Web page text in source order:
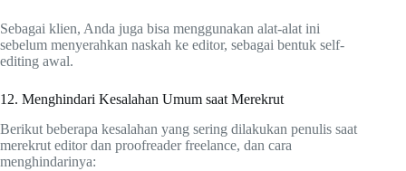
Sebagai klien, Anda juga bisa menggunakan alat-alat ini
sebelum menyerahkan naskah ke editor, sebagai bentuk self-
editing awal.
12. Menghindari Kesalahan Umum saat Merekrut
Berikut beberapa kesalahan yang sering dilakukan penulis saat
merekrut editor dan proofreader freelance, dan cara
menghindarinya: